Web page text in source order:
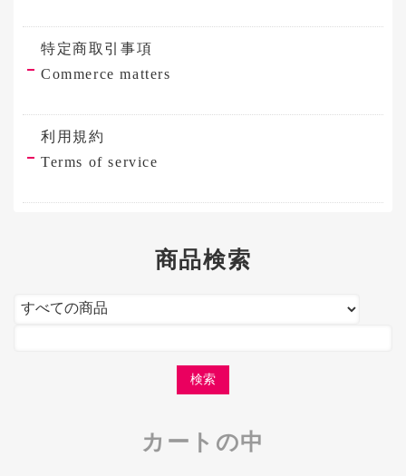
特定商取引事項
Commerce matters
利用規約
Terms of service
商品検索
カートの中